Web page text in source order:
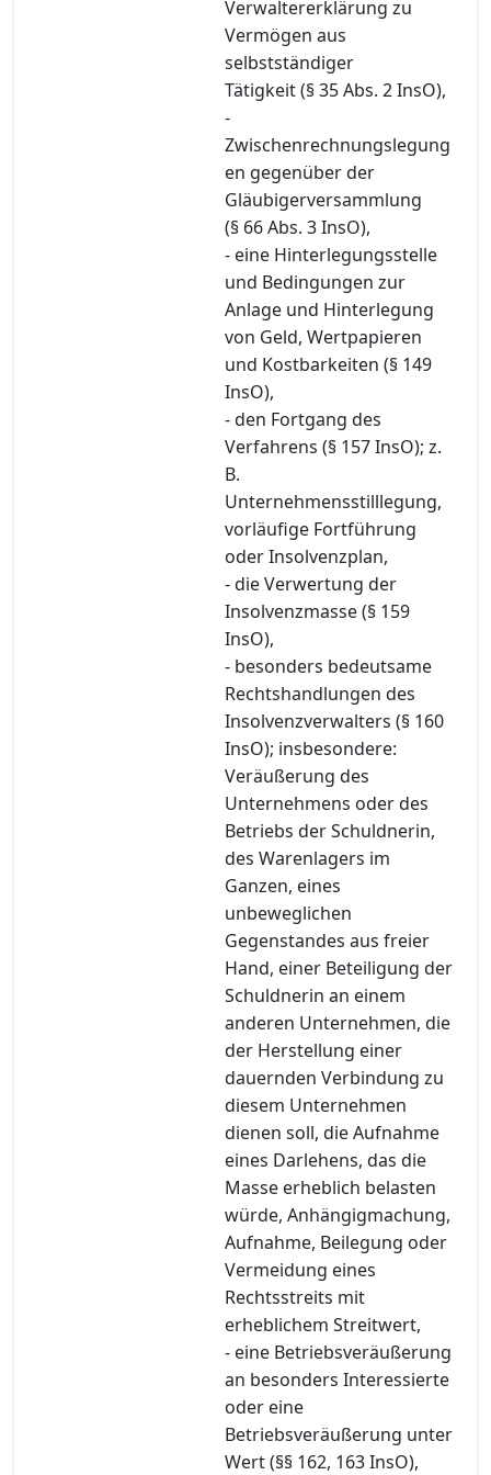
Verwaltererklärung zu
Vermögen aus
selbstständiger
Tätigkeit (§ 35 Abs. 2 InsO),
-
Zwischenrechnungslegung
en gegenüber der
Gläubigerversammlung
(§ 66 Abs. 3 InsO),
- eine Hinterlegungsstelle
und Bedingungen zur
Anlage und Hinterlegung
von Geld, Wertpapieren
und Kostbarkeiten (§ 149
InsO),
- den Fortgang des
Verfahrens (§ 157 InsO); z.
B.
Unternehmensstilllegung,
vorläufige Fortführung
oder Insolvenzplan,
- die Verwertung der
Insolvenzmasse (§ 159
InsO),
- besonders bedeutsame
Rechtshandlungen des
Insolvenzverwalters (§ 160
InsO); insbesondere:
Veräußerung des
Unternehmens oder des
Betriebs der Schuldnerin,
des Warenlagers im
Ganzen, eines
unbeweglichen
Gegenstandes aus freier
Hand, einer Beteiligung der
Schuldnerin an einem
anderen Unternehmen, die
der Herstellung einer
dauernden Verbindung zu
diesem Unternehmen
dienen soll, die Aufnahme
eines Darlehens, das die
Masse erheblich belasten
würde, Anhängigmachung,
Aufnahme, Beilegung oder
Vermeidung eines
Rechtsstreits mit
erheblichem Streitwert,
- eine Betriebsveräußerung
an besonders Interessierte
oder eine
Betriebsveräußerung unter
Wert (§§ 162, 163 InsO),